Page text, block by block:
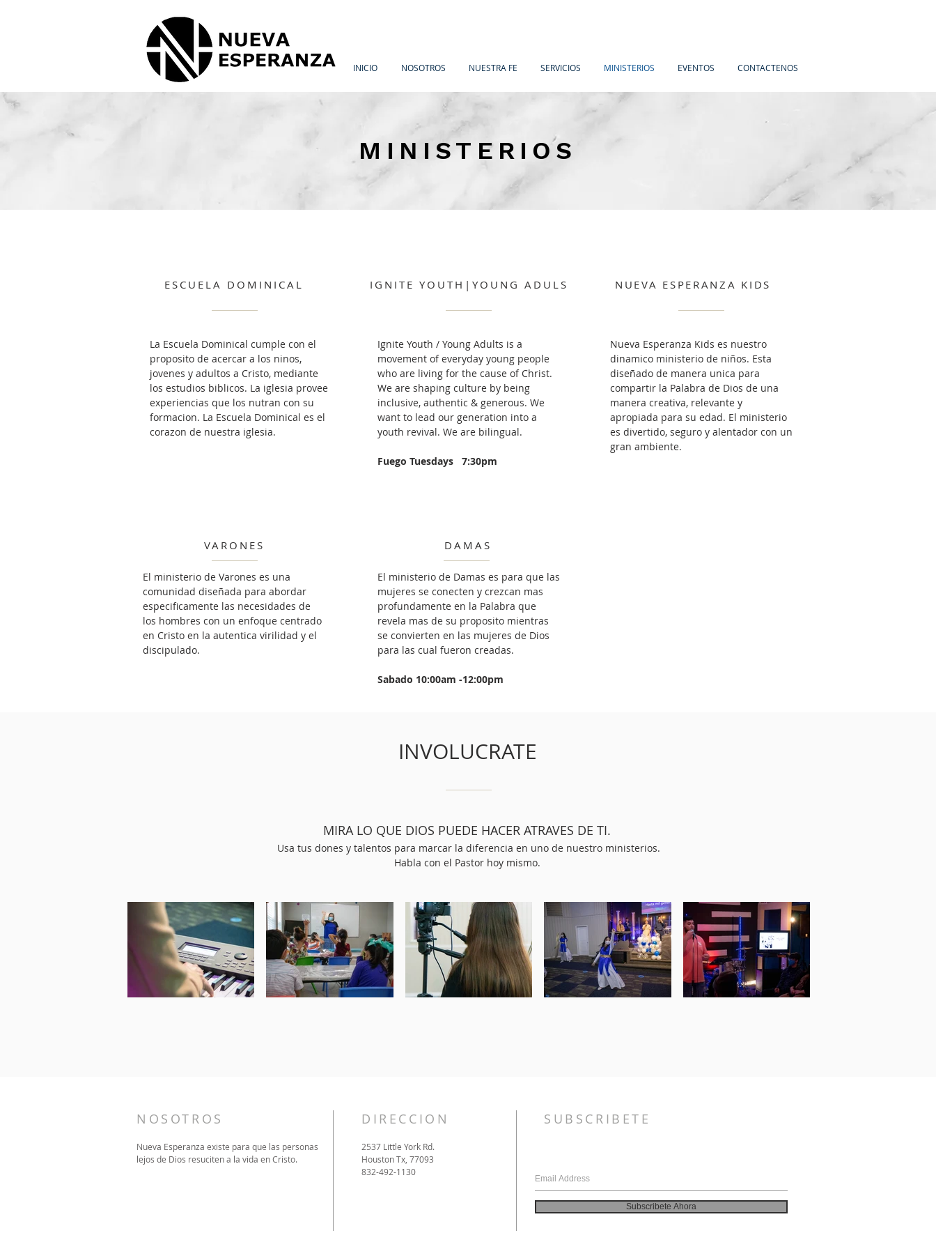
INICIO NOSOTROS NUESTRA FE SERVICIOS MINISTERIOS EVENTOS CONTACTENOS
MINISTERIOS
ESCUELA DOMINICAL
La Escuela Dominical cumple con el
proposito de acercar a los ninos,
jovenes y adultos a Cristo, mediante
los estudios biblicos. La iglesia provee
experiencias que los nutran con su
formacion. La Escuela Dominical es el
corazon de nuestra iglesia.
VARONES
El ministerio de Varones es una
comunidad diseñada para abordar
especificamente las necesidades de
los hombres con un enfoque centrado
en Cristo en la autentica virilidad y el
discipulado.
IGNITE YOUTH|YOUNG ADULS
Ignite Youth / Young Adults is a
movement of everyday young people
who are living for the cause of Christ.
We are shaping culture by being
inclusive, authentic & generous. We
want to lead our generation into a
youth revival. We are bilingual.
Fuego Tuesdays 7:30pm
NUEVA ESPERANZA KIDS
Nueva Esperanza Kids es nuestro
dinamico ministerio de niños. Esta
diseñado de manera unica para
compartir la Palabra de Dios de una
manera creativa, relevante y
apropiada para su edad. El ministerio
es divertido, seguro y alentador con un
gran ambiente.
DAMAS
El ministerio de Damas es para que las
mujeres se conecten y crezcan mas
profundamente en la Palabra que
revela mas de su proposito mientras
se convierten en las mujeres de Dios
para las cual fueron creadas.
Sabado 10:00am -12:00pm
INVOLUCRATE
MIRA LO QUE DIOS PUEDE HACER ATRAVES DE TI.
Usa tus dones y talentos para marcar la diferencia en uno de nuestro ministerios.
Habla con el Pastor hoy mismo.
NOSOTROS
Nueva Esperanza existe para que las personas
lejos de Dios resuciten a la vida en Cristo.
DIRECCION
2537 Little York Rd.
Houston Tx, 77093
832-492-1130
SUBSCRIBETE
Subscribete Ahora